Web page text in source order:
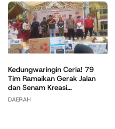
Kedungwaringin Ceria! 79
Tim Ramaikan Gerak Jalan
dan Senam Kreasi...
DAERAH